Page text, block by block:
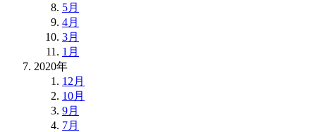
5月
4月
3月
1月
2020年
12月
10月
9月
7月